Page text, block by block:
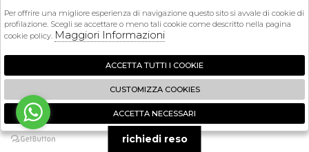
EXTRA
2026 Petit Pasha - P.iva : 09423341214 Powered by
Zucchetti
🍪
richiedi reso
Per offrire una migliore esperienza di navigazione questo sito si avvale di cookie di
profilazione. Scegli se accettare o meno tali cookie come descritto nella pagina
cookie policy. Maggiori Informazioni
ACCETTA TUTTI I COOKIE
CUSTOMIZZA COOKIES
ACCETTA NECESSARI